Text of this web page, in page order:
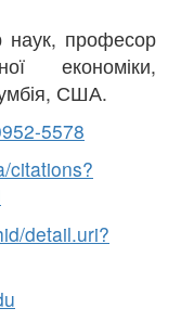
наук, професор
економіки,
США.
5578
citations?
detail.uri?